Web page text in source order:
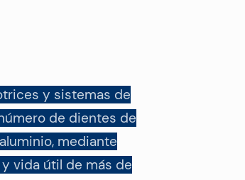
y sistemas de
de dientes de
mediante
vida útil de más de